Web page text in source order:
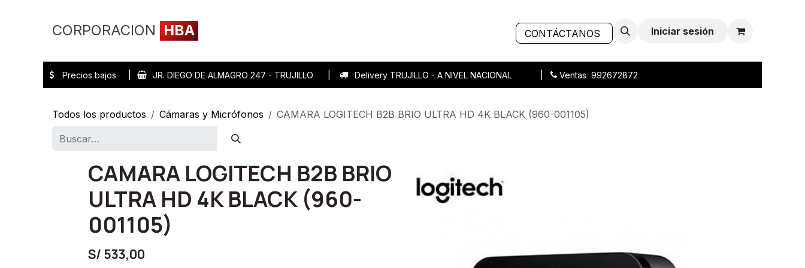
CORPORACION HBAInicio CONTÁCTANOS Iniciar sesión
Precios bajos | JR. DIEGO DE ALMAGRO 247 - TRUJILLO | Delivery TRUJILLO - A NIVEL NACIONAL | Ventas 992672872
Todos los productos Cámaras y Micrófonos CAMARA LOGITECH B2B BRIO ULTRA HD 4K BLACK (960-001105)
CAMARA LOGITECH B2B BRIO
ULTRA HD 4K BLACK (960-
001105)
S/ 533,00